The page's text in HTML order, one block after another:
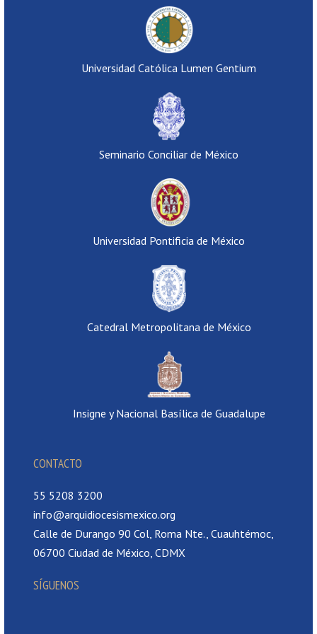
Universidad Católica Lumen Gentium
Seminario Conciliar de México
Universidad Pontificia de México
Catedral Metropolitana de México
Insigne y Nacional Basílica de Guadalupe
CONTACTO
55 5208 3200
info@arquidiocesismexico.org
Calle de Durango 90 Col, Roma Nte., Cuauhtémoc,
06700 Ciudad de México, CDMX
SÍGUENOS